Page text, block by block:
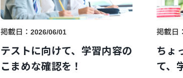
掲載日： 2026/06/01
テストに向けて、学習内容の
こまめな確認を！
掲載日：
ちょ
て、